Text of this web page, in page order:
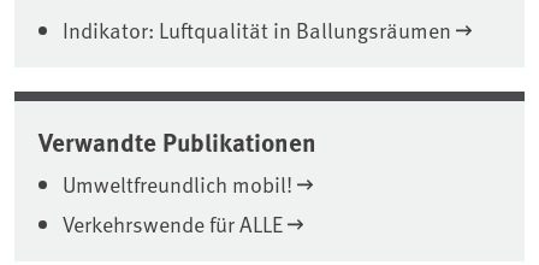
Indikator: Luftqualität in Ballungsräumen
Verwandte Publikationen
Umweltfreundlich mobil!
Verkehrswende für ALLE